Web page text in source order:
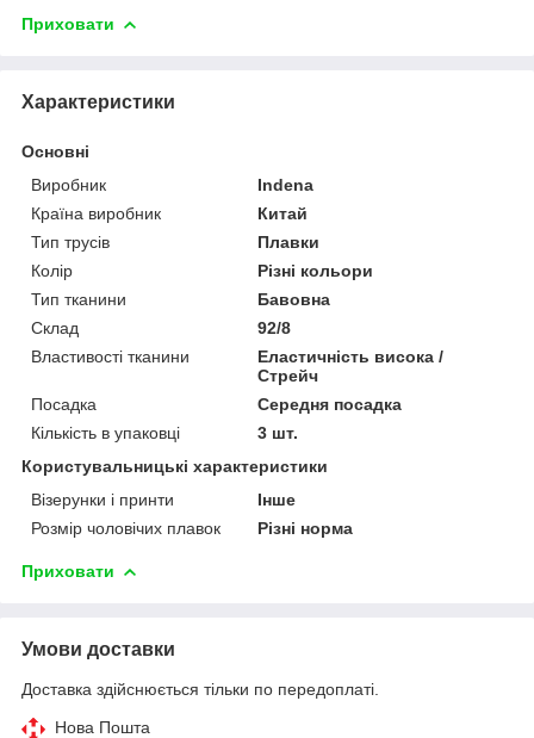
Приховати
Характеристики
Основні
Виробник
Indena
Країна виробник
Китай
Тип трусів
Плавки
Колір
Різні кольори
Тип тканини
Бавовна
Склад
92/8
Властивості тканини
Еластичність висока /
Стрейч
Посадка
Середня посадка
Кількість в упаковці
3 шт.
Користувальницькі характеристики
Візерунки і принти
Інше
Розмір чоловічих плавок
Різні норма
Приховати
Умови доставки
Доставка здійснюється тільки по передоплаті.
Нова Пошта